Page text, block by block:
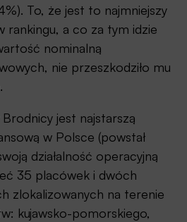
To, że jest to najmniejszy
rankingu, a co za tym idzie
nominalną
nie przeszkodziło mu
Brodnicy jest najstarszą
w Polsce (powstał
działalność operacyjną
35 placówek i dwóch
zlokalizowanych na terenie
kujawsko-pomorskiego,